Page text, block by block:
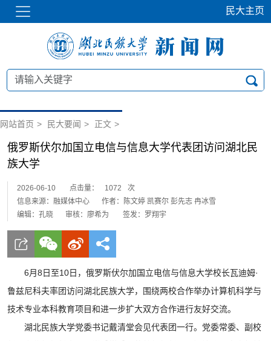
民大主页
网站首页 > 民大要闻 > 正文 >
俄罗斯伏尔加国立电信与信息大学代表团访问湖北民
族大学
2026-06-10 点击量： 1072
次
信息来源：融媒体中心
作者：陈文婷 凯赛尔 彭先志 冉冰雪
编辑：孔晓
审核：廖希为 签发：罗翔宇
6月8日至10日，俄罗斯伏尔加国立电信与信息大学校长瓦迪姆·
鲁兹尼科夫率团访问湖北民族大学，围绕两校合作举办计算机科学与
技术专业本科教育项目和进一步扩大双方合作进行友好交流。
湖北民族大学党委书记戴清堂会见代表团一行。党委常委、副校